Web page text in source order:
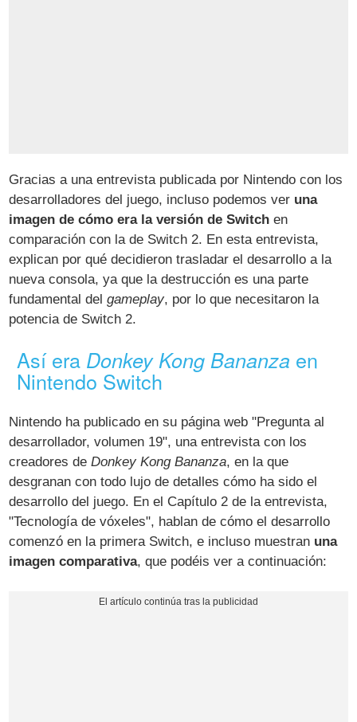
Gracias a una entrevista publicada por Nintendo con los
desarrolladores del juego, incluso podemos ver una
imagen de cómo era la versión de Switch en
comparación con la de Switch 2. En esta entrevista,
explican por qué decidieron trasladar el desarrollo a la
nueva consola, ya que la destrucción es una parte
fundamental delgameplay, por lo que necesitaron la
potencia de Switch 2.
Así era Donkey Kong Bananza en
Nintendo Switch
Nintendo ha publicado en su página web "Pregunta al
desarrollador, volumen 19", una entrevista con los
creadores deDonkey Kong Bananza, en la que
desgranan con todo lujo de detalles cómo ha sido el
desarrollo del juego. En el Capítulo 2 de la entrevista,
"Tecnología de vóxeles", hablan de cómo el desarrollo
comenzó en la primera Switch, e incluso muestran una
imagen comparativa, que podéis ver a continuación: